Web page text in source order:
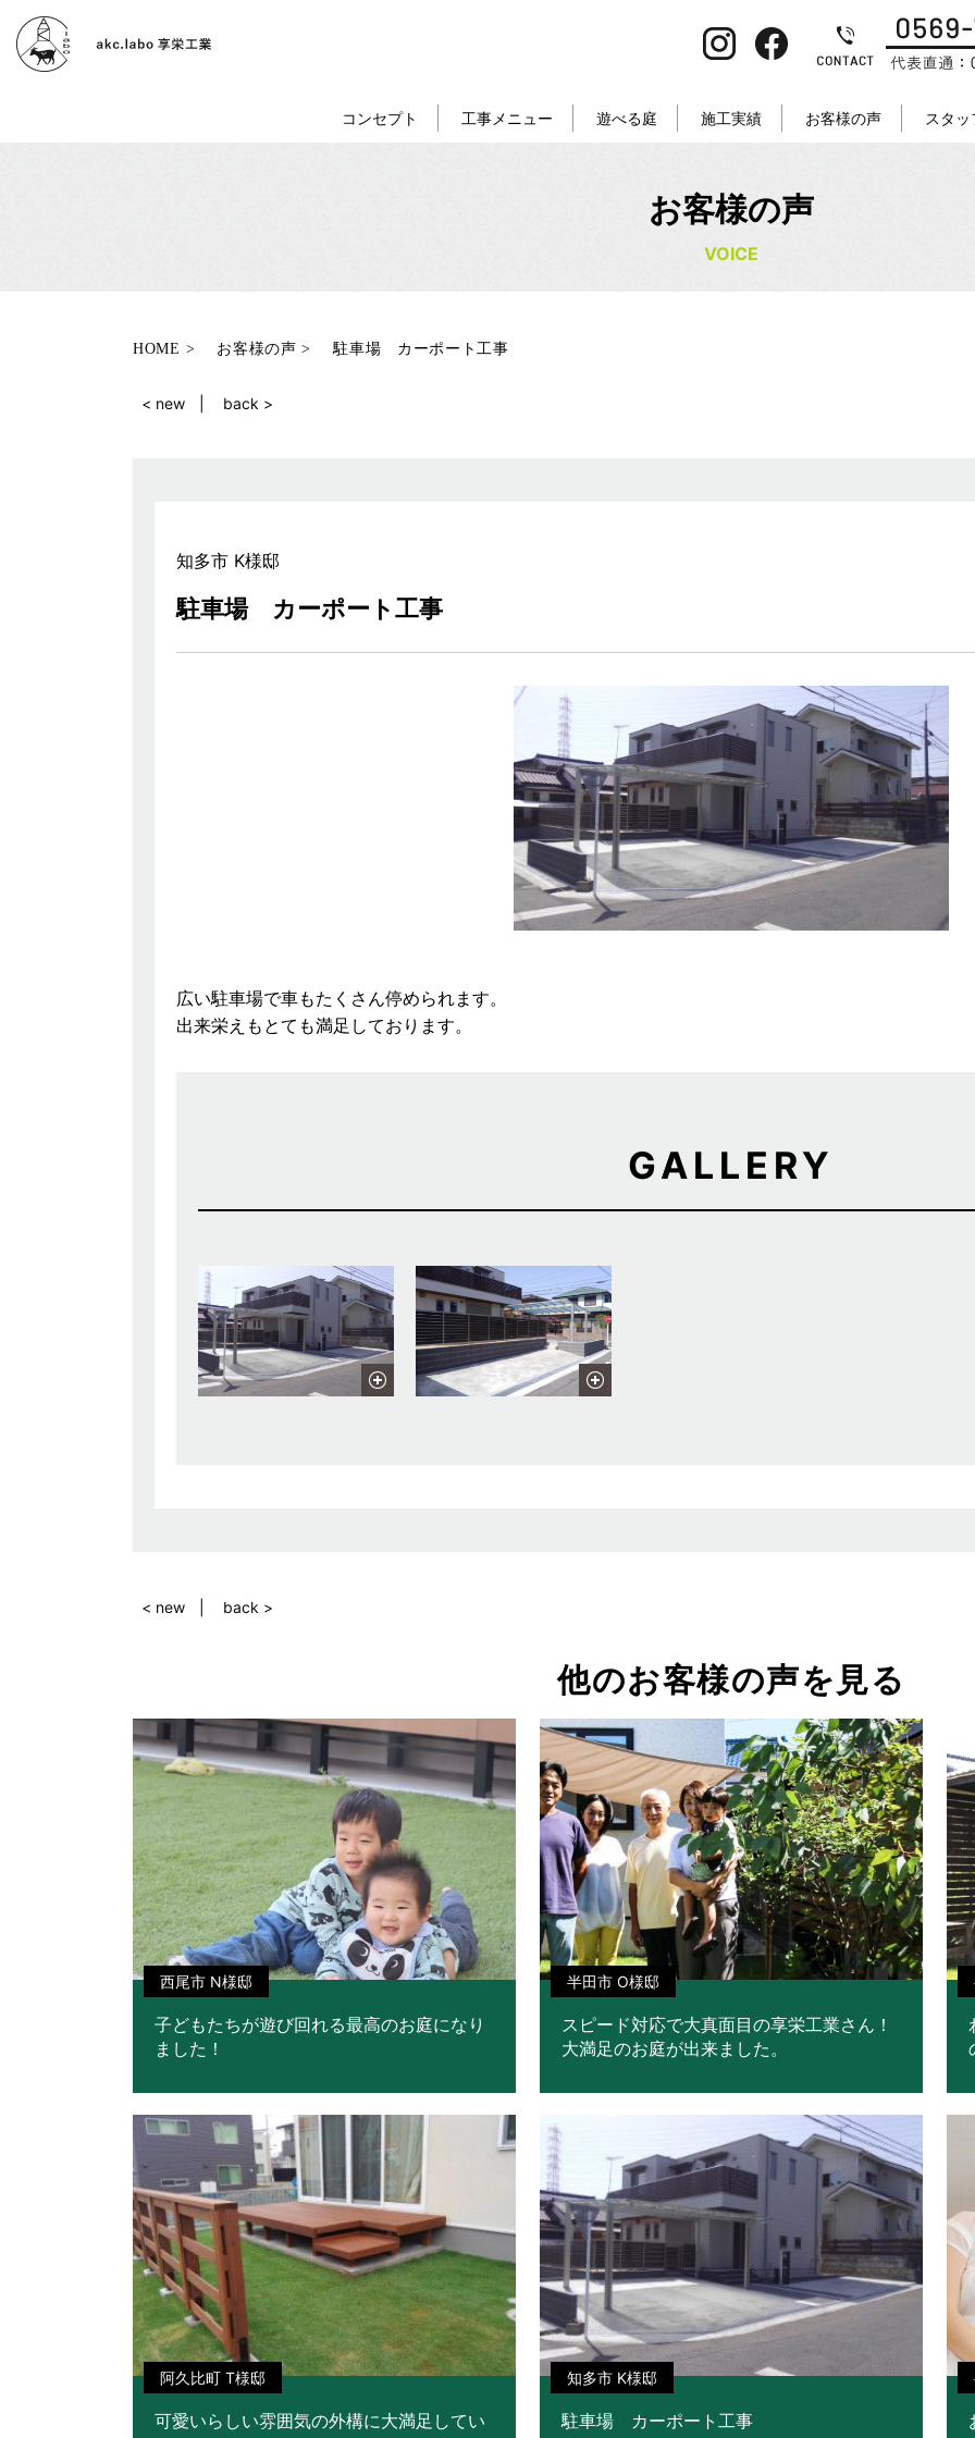
コンセプト 工事メニュー 遊べる庭 施工実績 お客様の声 スタ
お客様の声
VOICE
HOME お客様の声 駐車場 カーポート工事
< new back >
知多市 K様邸
駐車場 カーポート工事
広い駐車場で車もたくさん停められます。
出来栄えもとても満足しております。
GALLERY
< new back >
他のお客様の声を見る
西尾市 N様邸
子どもたちが遊び回れる最高のお庭になり
ました！
半田市 O様邸
スピード対応で大真面目の享栄工業さん！
大満足のお庭が出来ました。
阿久比町 T様邸
可愛いらしい雰囲気の外構に大満足してい
知多市 K様邸
駐車場 カーポート工事